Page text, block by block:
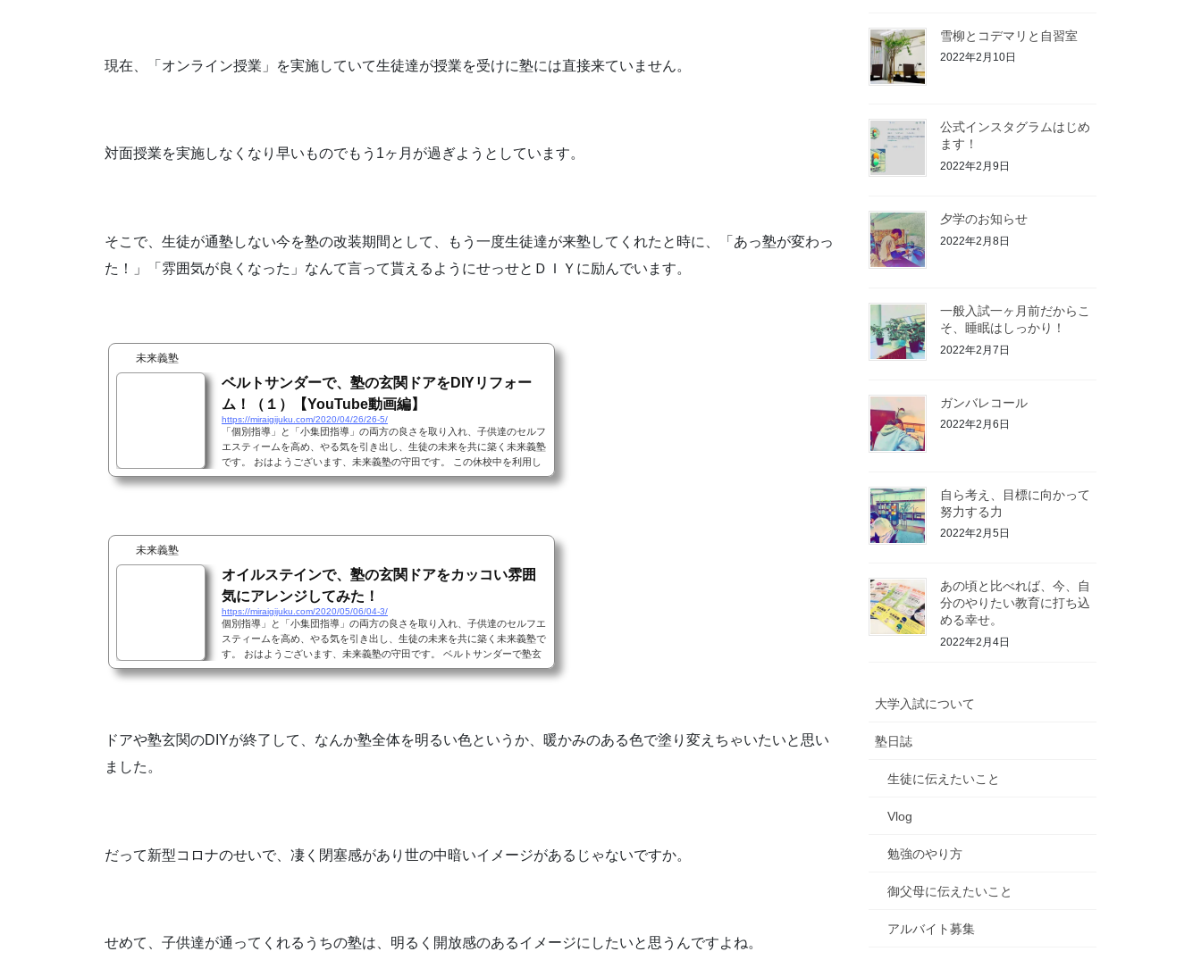
現在、「オンライン授業」を実施していて生徒達が授業を受けに塾には直接来ていません。
対面授業を実施しなくなり早いものでもう1ヶ月が過ぎようとしています。
そこで、生徒が通塾しない今を塾の改装期間として、もう一度生徒達が来塾してくれたと時に、「あっ塾が変わっ
た！」「雰囲気が良くなった」なんて言って貰えるようにせっせとＤＩＹに励んでいます。
未来義塾
ベルトサンダーで、塾の玄関ドアをDIYリフォー
ム！（１）【YouTube動画編】
https://miraigijuku.com/2020/04/26/26-5/
「個別指導」と「小集団指導」の両方の良さを取り入れ、子供達のセルフ
エスティームを高め、やる気を引き出し、生徒の未来を共に築く未来義塾
です。 おはようございます、未来義塾の守田です。 この休校中を利用し
て、塾の玄関ドアをDIYリフォームした様子を動画撮影しました。 今日
未来義塾
オイルステインで、塾の玄関ドアをカッコい雰囲
気にアレンジしてみた！
https://miraigijuku.com/2020/05/06/04-3/
個別指導」と「小集団指導」の両方の良さを取り入れ、子供達のセルフエ
スティームを高め、やる気を引き出し、生徒の未来を共に築く未来義塾で
す。 おはようございます、未来義塾の守田です。 ベルトサンダーで塾玄
関のドアの古い塗装を全部削り取ることができたので、次はいよいよ塗装
ドアや塾玄関のDIYが終了して、なんか塾全体を明るい色というか、暖かみのある色で塗り変えちゃいたいと思い
ました。
だって新型コロナのせいで、凄く閉塞感があり世の中暗いイメージがあるじゃないですか。
せめて、子供達が通ってくれるうちの塾は、明るく開放感のあるイメージにしたいと思うんですよね。
雪柳とコデマリと自習室
2022年2月10日
公式インスタグラムはじめ
ます！
2022年2月9日
夕学のお知らせ
2022年2月8日
一般入試一ヶ月前だからこ
そ、睡眠はしっかり！
2022年2月7日
ガンバレコール
2022年2月6日
自ら考え、目標に向かって
努力する力
2022年2月5日
あの頃と比べれば、今、自
分のやりたい教育に打ち込
める幸せ。
2022年2月4日
大学入試について
塾日誌
生徒に伝えたいこと
Vlog
勉強のやり方
御父母に伝えたいこと
アルバイト募集